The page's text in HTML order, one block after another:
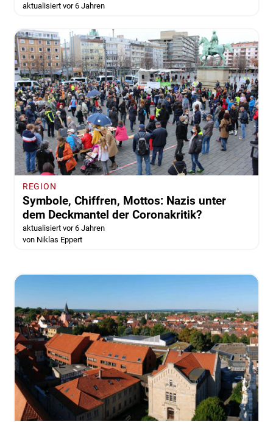
aktualisiert vor 6 Jahren
REGION
Symbole, Chiffren, Mottos: Nazis unter
dem Deckmantel der Coronakritik?
aktualisiert vor 6 Jahren
von Niklas Eppert